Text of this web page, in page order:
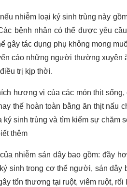
nhiễm loại ký sinh trùng này
bệnh nhân có thể được yêu
gây tác dụng phụ không mong
cáo những người thường xuyên
trị kịp thời.
hương vị của các món thịt
thế hoàn toàn bằng ăn thịt nấu
sinh trùng và tìm kiếm sự chăm
thêm
nhiễm sán dây bao gồm: đầy
sinh trong cơ thể người, sán
tổn thương tại ruột, viêm ruột, rối